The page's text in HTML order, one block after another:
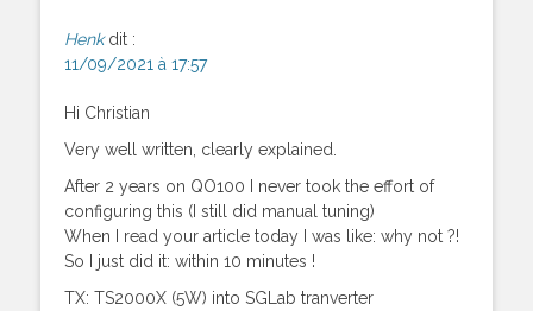
Henk dit :
11/09/2021 à 17:57
Hi Christian
Very well written, clearly explained.
After 2 years on QO100 I never took the effort of
configuring this (I still did manual tuning)
When I read your article today I was like: why not ?!
So I just did it: within 10 minutes !
TX: TS2000X (5W) into SGLab tranverter